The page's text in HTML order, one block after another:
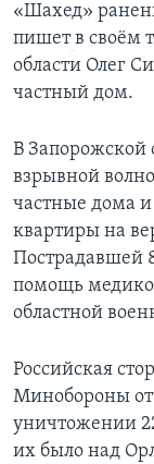
«Шахед»
пишет в своём
области Олег
частный дом.
В Запорожской
взрывной
частные дома
квартиры на
Пострадавшей
помощь
областной
Российская
Минобороны
уничтожении
их было над